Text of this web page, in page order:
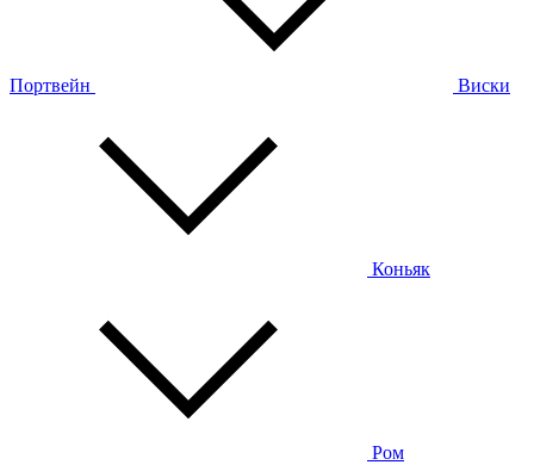
Портвейн Виски
Коньяк
Ром